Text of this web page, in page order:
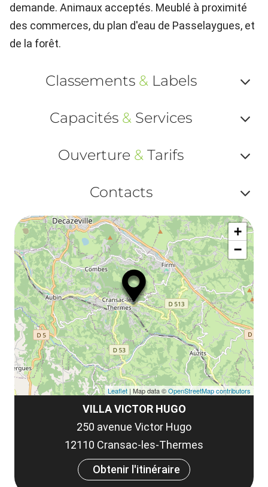
demande. Animaux acceptés. Meublé à proximité
des commerces, du plan d'eau de Passelaygues, et
de la forêt.
Classements &Labels
ou
Capacités & Services
ou
Ouverture & Tarifs
ou
et
Contacts
ou
VILLA VICTOR HUGO
250 avenue Victor Hugo
12110 Cransac-les-Thermes
Obtenir l'itinéraire
+
−
Leaflet | Map data ©OpenStreetMap contributors